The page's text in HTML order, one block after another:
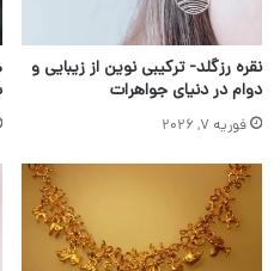
نقره رزگلد- ترکیبی نوین از زیبایی و
دوام در دنیای جواهرات
فوریه 7, 2026